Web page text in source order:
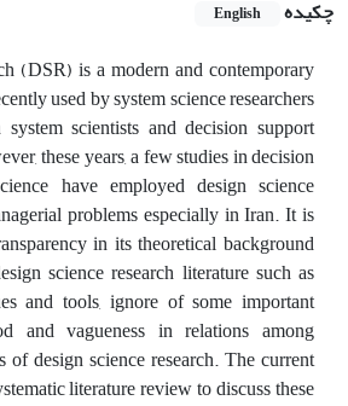
چکیده
English
(DSR) is a modern and contemporary
used by system science researchers
scientists and decision support
these years, a few studies in decision
have employed design science
problems especially in Iran. It is
in its theoretical background
science research literature such as
and tools, ignore of some important
and vagueness in relations among
of design science research. The current
literature review to discuss these